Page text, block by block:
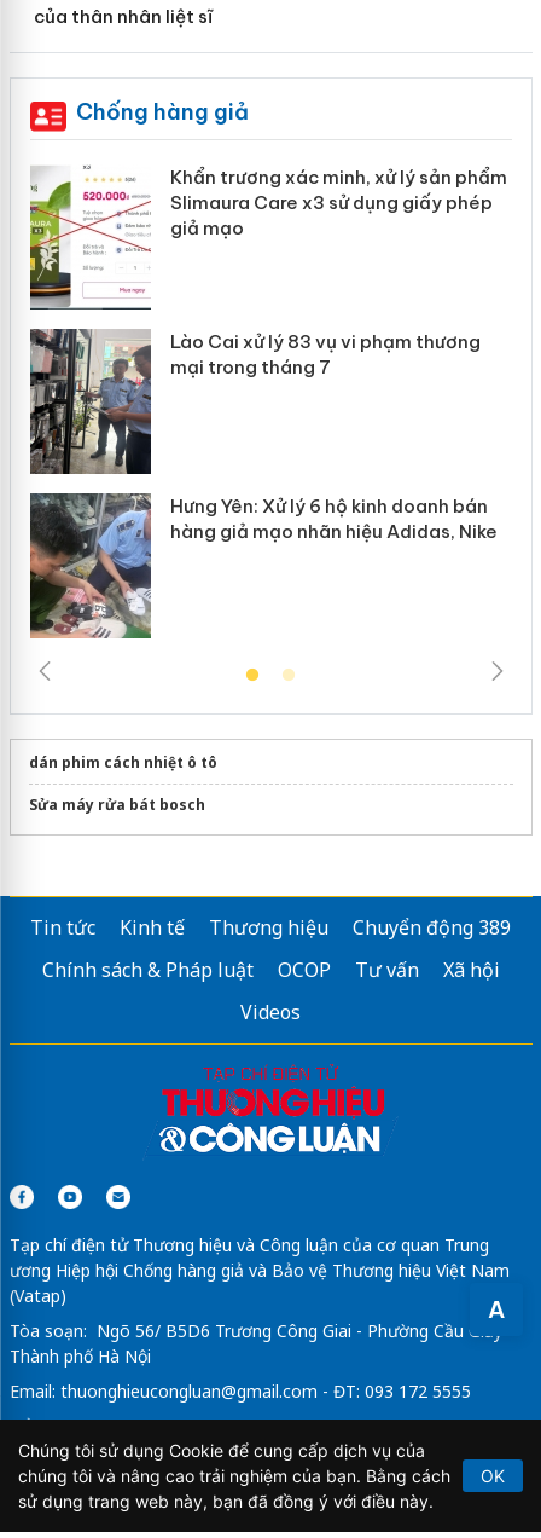
A
của thân nhân liệt sĩ
Chống hàng giả
Khẩn trương xác minh, xử lý sản phẩm
Slimaura Care x3 sử dụng giấy phép
giả mạo
Lào Cai xử lý 83 vụ vi phạm thương
mại trong tháng 7
Hưng Yên: Xử lý 6 hộ kinh doanh bán
hàng giả mạo nhãn hiệu Adidas, Nike
dán phim cách nhiệt ô tô
Sửa máy rửa bát bosch
Tin tức Kinh tế Thương hiệu
Chuyển động 389
Chính sách & Pháp luật
OCOP Tư vấn
Xã hội
Videos
Tạp chí điện tử Thương hiệu và Công luận của cơ quan Trung
ương Hiệp hội Chống hàng giả và Bảo vệ Thương hiệu Việt Nam
(Vatap)
Tòa soạn: Ngõ 56/ B5D6 Trương Công Giai - Phường Cầu Giấy -
Thành phố Hà Nội
Email: thuonghieucongluan@gmail.com - ĐT: 093 172 5555
Tổng Biên Tập: Vũ Đức Thuận
Giấy phép hoạt động báo chí điện tử số 64/GP-BTTTT do Bộ
Thông tin và Truyền thông cấp ngày 21/2/2020.
Chúng tôi sử dụng Cookie để cung cấp dịch vụ của
chúng tôi và nâng cao trải nghiệm của bạn. Bằng cách
sử dụng trang web này, bạn đã đồng ý với điều này.
OK